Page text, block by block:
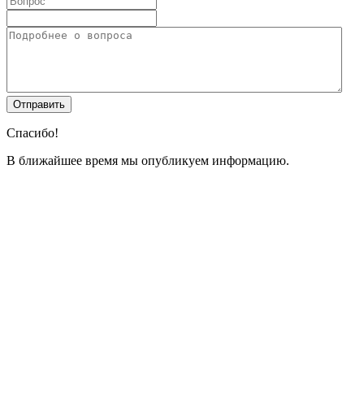
Спасибо!
В ближайшее время мы опубликуем информацию.